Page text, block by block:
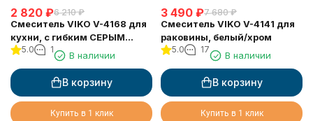
2 820 ₽6 210 ₽
Смеситель VIKO V-4168 для
кухни, с гибким СЕРЫМ
изливом
5.0 1
В наличии
В корзину
Купить в 1 клик
3 490 ₽7 680 ₽
Смеситель VIKO V-4141 для
раковины, белый/хром
5.0 17
В наличии
В корзину
Купить в 1 клик